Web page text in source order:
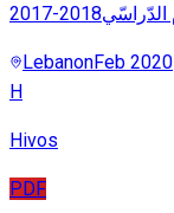
2017
LebanonFeb 2020
H
Hivos
PDF